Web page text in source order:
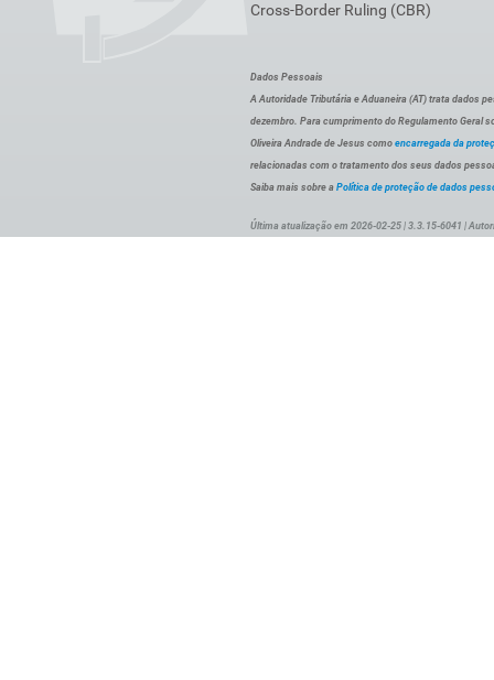
Cross-Border Ruling (CBR)
Dados Pessoais
A Autoridade Tributária e Aduaneira (AT) trata dados
dezembro. Para cumprimento do Regulamento Geral
Oliveira Andrade de Jesus como encarregada da
relacionadas com o tratamento dos seus dados
Saiba mais sobre a Política de proteção de dados
Última atualização em 2026-02-25 | 3.3.15-6041 |